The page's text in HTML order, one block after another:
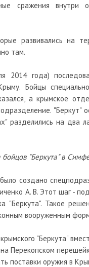
сражения внутри
развивались на
там.
2014 года)
Бойцы
а крымское
"Беркут"
разделились на два
бойцов "Беркута" в
создано
А. В. Этот шаг -
"Беркута". Такое
вооруженным
"Беркута"
Перекопском
поставки оружия в